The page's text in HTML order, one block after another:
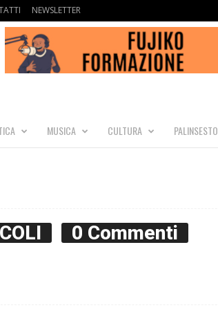
NEWSLETTER
MUSICA CULTURA PALINSESTO
0 Commenti